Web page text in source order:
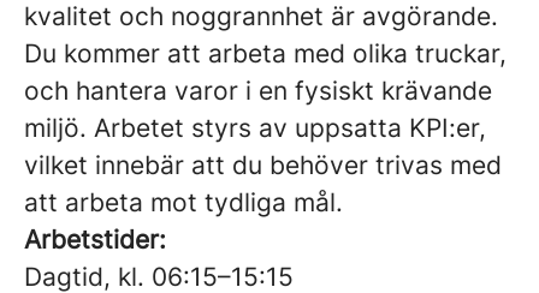
kvalitet och noggrannhet är avgörande.
Du kommer att arbeta med olika truckar,
och hantera varor i en fysiskt krävande
miljö. Arbetet styrs av uppsatta KPI:er,
vilket innebär att du behöver trivas med
att arbeta mot tydliga mål.
Arbetstider:
Dagtid, kl. 06:15–15:15